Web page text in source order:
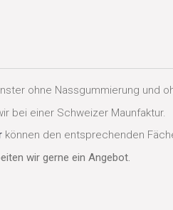
ohne Nassgummierung
bei einer Schweizer Maunfaktur.
können den entsprechenden
wir gerne ein Angebot.